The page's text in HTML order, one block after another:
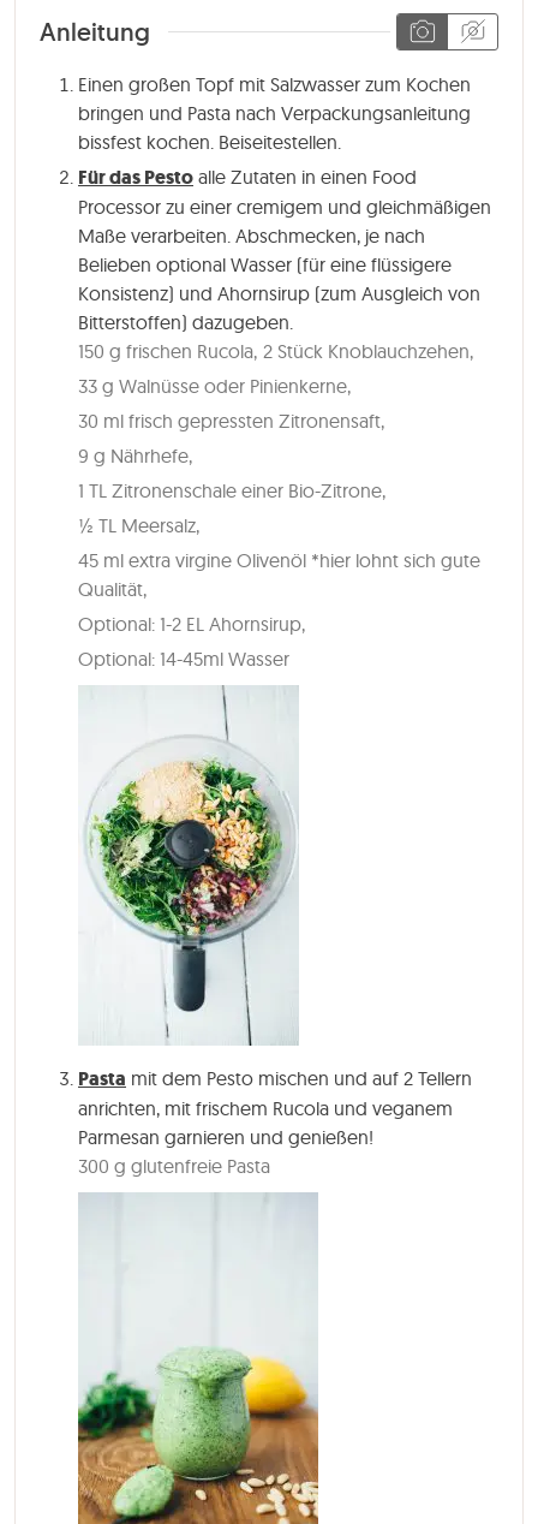
Anleitung
Einen großen Topf mit Salzwasser zum Kochen
bringen und Pasta nach Verpackungsanleitung
bissfest kochen. Beiseitestellen.
Für das Pesto alle Zutaten in einen Food
Processor zu einer cremigem und gleichmäßigen
Maße verarbeiten. Abschmecken, je nach
Belieben optional Wasser (für eine flüssigere
Konsistenz) und Ahornsirup (zum Ausgleich von
Bitterstoffen) dazugeben.
150 g frischen Rucola, 2 Stück Knoblauchzehen,
33 g Walnüsse oder Pinienkerne,
30 ml frisch gepressten Zitronensaft,
9 g Nährhefe,
1 TL Zitronenschale einer Bio-Zitrone,
½ TL Meersalz,
45 ml extra virgine Olivenöl *hier lohnt sich gute
Qualität,
Optional: 1-2 EL Ahornsirup,
Optional: 14-45ml Wasser
Pasta mit dem Pesto mischen und auf 2 Tellern
anrichten, mit frischem Rucola und veganem
Parmesan garnieren und genießen!
300 g glutenfreie Pasta